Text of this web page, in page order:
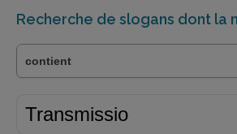
Recherche de slogans dont la